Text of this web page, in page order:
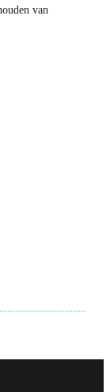
van